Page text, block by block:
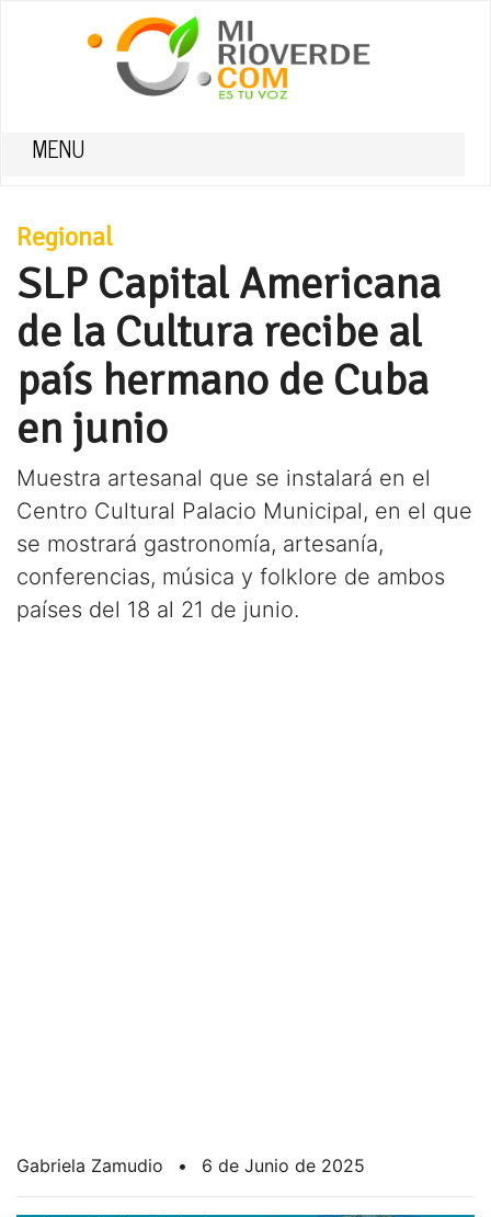
MENU
Regional
SLP Capital Americana
de la Cultura recibe al
país hermano de Cuba
en junio
Muestra artesanal que se instalará en el
Centro Cultural Palacio Municipal, en el que
se mostrará gastronomía, artesanía,
conferencias, música y folklore de ambos
países del 18 al 21 de junio.
Gabriela Zamudio • 6 de Junio de 2025